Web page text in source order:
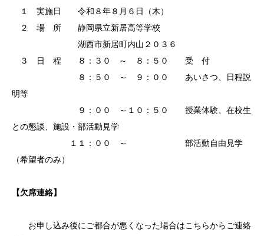
１ 実施日 令和８年８月６日（木）
２ 場 所 静岡県立新居高等学校
湖西市新居町内山２０３６
３ 日 程 ８：３０ ～ ８：５０ 受 付
８：５０ ～ ９：００ あいさつ、日程説
明等
９：００ ～１０：５０ 授業体験、在校生
との懇談、施設・部活動見学
１１：００ ～ 部活動自由見学
（希望者のみ）
【欠席連絡】
お申し込み後にご都合が悪くなった場合はこちらからご連絡